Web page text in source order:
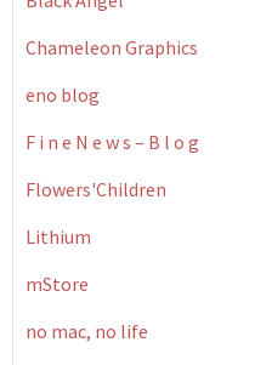
Chameleon Graphics
eno blog
F i n e N e w s – B l o g
Flowers'Children
Lithium
mStore
no mac, no life